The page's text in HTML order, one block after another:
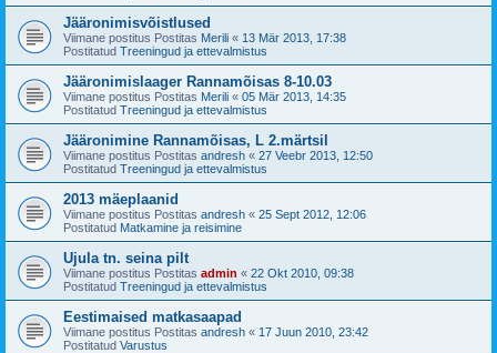
Jääronimisvõistlused
Viimane postitus Postitas Merili « 13 Mär 2013, 17:38
Postitatud Treeningud ja ettevalmistus
Jääronimislaager Rannamõisas 8-10.03
Viimane postitus Postitas Merili « 05 Mär 2013, 14:35
Postitatud Treeningud ja ettevalmistus
Jääronimine Rannamõisas, L 2.märtsil
Viimane postitus Postitas andresh « 27 Veebr 2013, 12:50
Postitatud Treeningud ja ettevalmistus
2013 mäeplaanid
Viimane postitus Postitas andresh « 25 Sept 2012, 12:06
Postitatud Matkamine ja reisimine
Ujula tn. seina pilt
Viimane postitus Postitas admin « 22 Okt 2010, 09:38
Postitatud Treeningud ja ettevalmistus
Eestimaised matkasaapad
Viimane postitus Postitas andresh « 17 Juun 2010, 23:42
Postitatud Varustus